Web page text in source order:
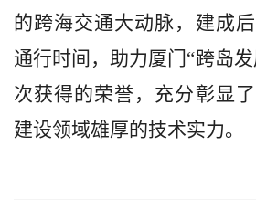
的跨海交通大动脉，建成
通行时间，助力厦门“跨岛
次获得的荣誉，充分彰显
建设领域雄厚的技术实力。